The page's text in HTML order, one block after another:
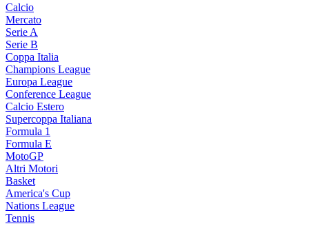
Calcio
Mercato
Serie A
Serie B
Coppa Italia
Champions League
Europa League
Conference League
Calcio Estero
Supercoppa Italiana
Formula 1
Formula E
MotoGP
Altri Motori
Basket
America's Cup
Nations League
Tennis